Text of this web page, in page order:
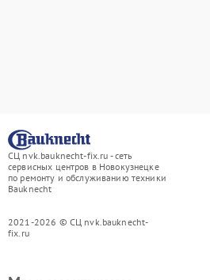
СЦ nvk.bauknecht-fix.ru - сеть
сервисных центров в Новокузнецке
по ремонту и обслуживанию техники
Bauknecht
2021-2026 © СЦ nvk.bauknecht-
fix.ru